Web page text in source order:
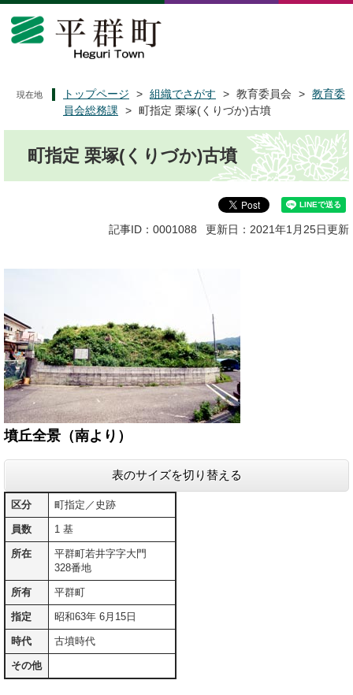
ペ
メ
現在地 トップページ > 組織でさがす > 教育委員会 > 教育委
員会総務課
> 町指定 栗塚(くりづか)古墳
町指定 栗塚(くりづか)古墳
記事ID：0001088 更新日：2021年1月25日更新
墳丘全景（南より）
表のサイズを切り替える
区分 町指定／史跡
員数 1 基
所在
平群町若井字字大門
328番地
所有 平群町
指定 昭和63年 6月15日
時代 古墳時代
その他